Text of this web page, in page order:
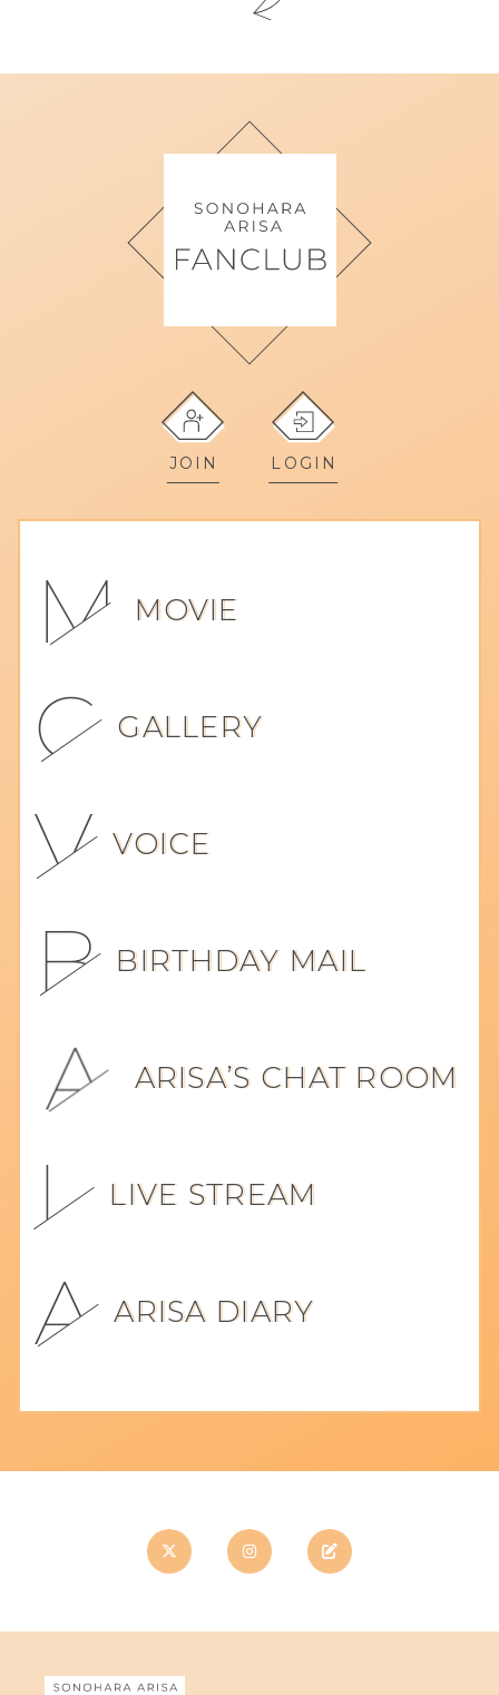
JOIN LOGIN
MOVIE
GALLERY
VOICE
BIRTHDAY MAIL
ARISA’S CHAT ROOM
LIVE STREAM
ARISA DIARY